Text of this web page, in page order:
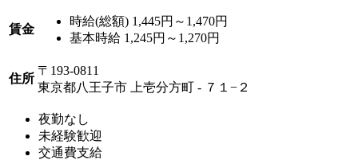
賃金
時給(総額) 1,445円～1,470円
基本時給 1,245円～1,270円
住所
〒193-0811
東京都八王子市 上壱分方町 - ７１−２
夜勤なし
未経験歓迎
交通費支給